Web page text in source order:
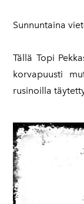
Sunnuntaina
Tällä Topi
korvapuusti
rusinoilla